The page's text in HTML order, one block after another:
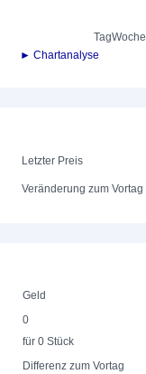
TagWoche
► Chartanalyse
Letzter Preis
Veränderung zum Vortag
Geld
0
für 0 Stück
Differenz zum Vortag